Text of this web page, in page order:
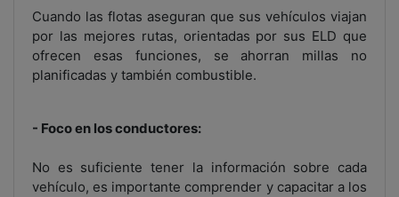
Cuando las flotas aseguran que sus vehículos viajan
por las mejores rutas, orientadas por sus ELD que
ofrecen esas funciones, se ahorran millas no
planificadas y también combustible.
- Foco en los conductores:
No es suficiente tener la información sobre cada
vehículo, es importante comprender y capacitar a los